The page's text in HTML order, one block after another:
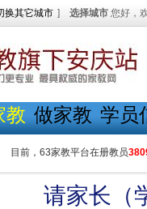
换其它城市 ] 选择城市 您好，
教 做家教 学员
目前，63家教平台在册教员
请家长（